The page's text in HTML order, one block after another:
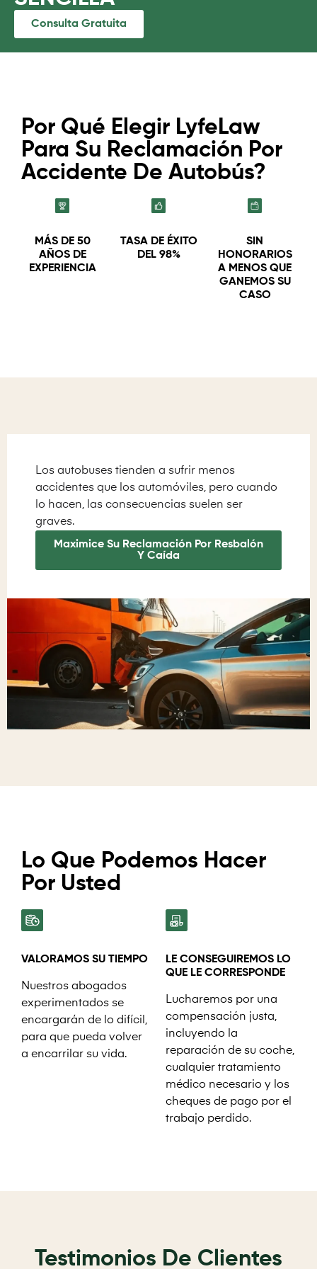
Consulta Gratuita
Por Qué Elegir LyfeLaw
Para Su Reclamación Por
Accidente De Autobús?
MÁS DE 50
AÑOS DE
EXPERIENCIA
TASA DE ÉXITO
DEL 98%
SIN
HONORARIOS
A MENOS QUE
GANEMOS SU
CASO
Los autobuses tienden a sufrir menos
accidentes que los automóviles, pero cuando
lo hacen, las consecuencias suelen ser
graves.
Maximice Su Reclamación Por Resbalón
Y Caída
Lo Que Podemos Hacer
Por Usted
VALORAMOS SU TIEMPO
Nuestros abogados
experimentados se
encargarán de lo difícil,
para que pueda volver
a encarrilar su vida.
LE CONSEGUIREMOS LO
QUE LE CORRESPONDE
Lucharemos por una
compensación justa,
incluyendo la
reparación de su coche,
cualquier tratamiento
médico necesario y los
cheques de pago por el
trabajo perdido.
Testimonios De Clientes